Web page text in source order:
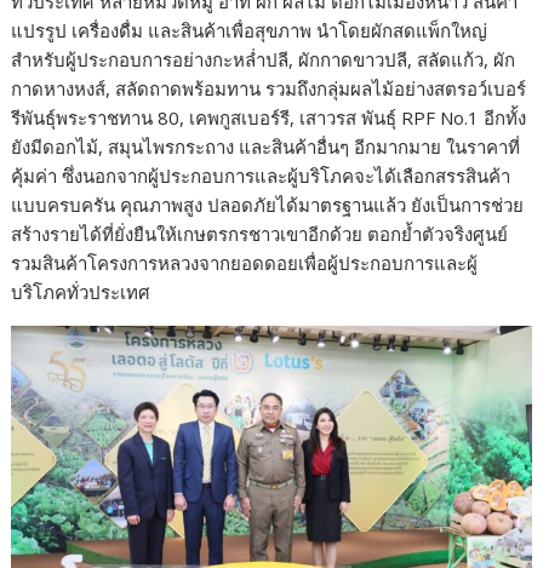
แปรรูป เครื่องดื่ม และสินค้าเพื่อสุขภาพ นำโดยผักสดแพ็กใหญ่
สำหรับผู้ประกอบการอย่างกะหล่ำปลี, ผักกาดขาวปลี, สลัดแก้ว, ผัก
กาดหางหงส์, สลัดถาดพร้อมทาน รวมถึงกลุ่มผลไม้อย่างสตรอว์เบอร์
รีพันธุ์พระราชทาน 80, เคพกูสเบอร์รี, เสาวรส พันธุ์ RPF No.1 อีกทั้ง
ยังมีดอกไม้, สมุนไพรกระถาง และสินค้าอื่นๆ อีกมากมาย ในราคาที่
คุ้มค่า ซึ่งนอกจากผู้ประกอบการและผู้บริโภคจะได้เลือกสรรสินค้า
แบบครบครัน คุณภาพสูง ปลอดภัยได้มาตรฐานแล้ว ยังเป็นการช่วย
สร้างรายได้ที่ยั่งยืนให้เกษตรกรชาวเขาอีกด้วย ตอกย้ำตัวจริงศูนย์
รวมสินค้าโครงการหลวงจากยอดดอยเพื่อผู้ประกอบการและผู้
บริโภคทั่วประเทศ